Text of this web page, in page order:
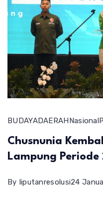
BUDAYADAERAHNasional
Chusnunia
Lampung Periode
By liputanresolusi24